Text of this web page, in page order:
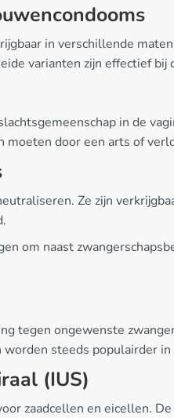
in verschillende
varianten zijn effectief
in de
door een arts of
Ze zijn
om naast
tegen ongewenste
steeds populairder
(IUS)
zaadcellen en eicellen.